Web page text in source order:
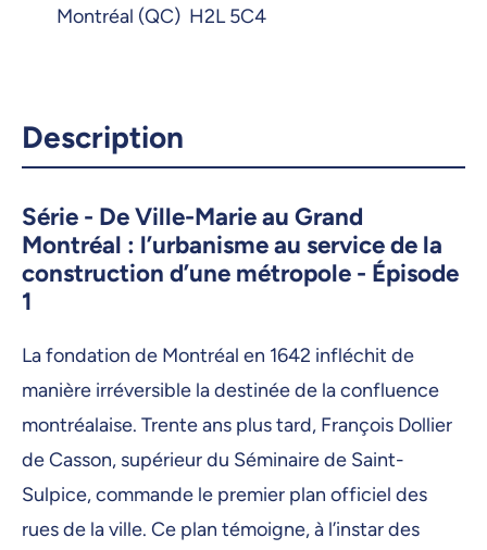
Montréal (QC) H2L 5C4
Description
Série - De Ville-Marie au Grand
Montréal : l’urbanisme au service de la
construction d’une métropole - Épisode
1
La fondation de Montréal en 1642 infléchit de
manière irréversible la destinée de la confluence
montréalaise. Trente ans plus tard, François Dollier
de Casson, supérieur du Séminaire de Saint-
Sulpice, commande le premier plan officiel des
rues de la ville. Ce plan témoigne, à l’instar des